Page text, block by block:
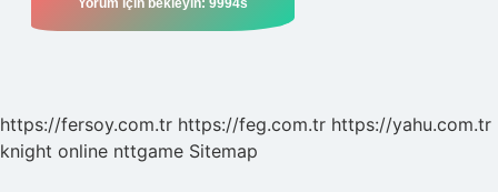
https://fersoy.com.tr https://feg.com.tr https://yahu.com.tr
knight online nttgame Sitemap